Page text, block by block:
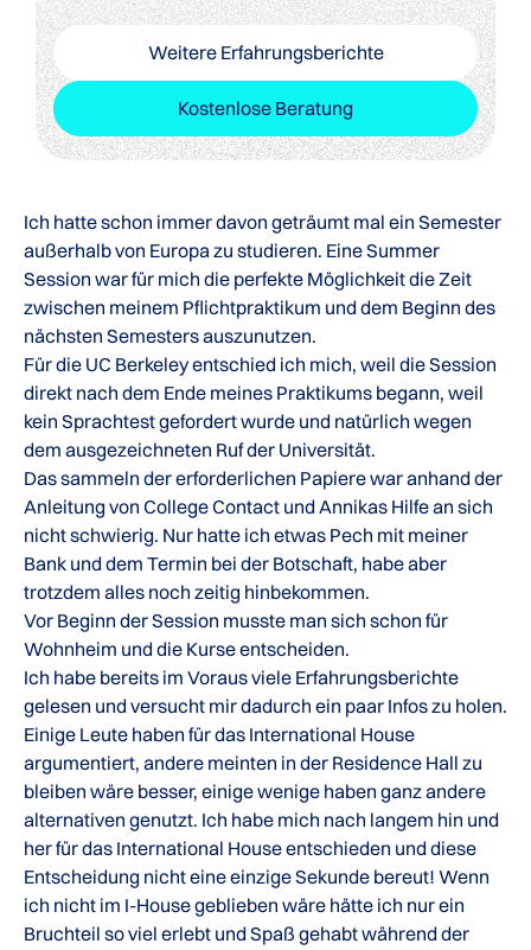
Weitere Erfahrungsberichte
Kostenlose Beratung
Ich hatte schon immer davon geträumt mal ein Semester
außerhalb von Europa zu studieren. Eine Summer
Session war für mich die perfekte Möglichkeit die Zeit
zwischen meinem Pflichtpraktikum und dem Beginn des
nächsten Semesters auszunutzen.
Für die UC Berkeley entschied ich mich, weil die Session
direkt nach dem Ende meines Praktikums begann, weil
kein Sprachtest gefordert wurde und natürlich wegen
dem ausgezeichneten Ruf der Universität.
Das sammeln der erforderlichen Papiere war anhand der
Anleitung von College Contact und Annikas Hilfe an sich
nicht schwierig. Nur hatte ich etwas Pech mit meiner
Bank und dem Termin bei der Botschaft, habe aber
trotzdem alles noch zeitig hinbekommen.
Vor Beginn der Session musste man sich schon für
Wohnheim und die Kurse entscheiden.
Ich habe bereits im Voraus viele Erfahrungsberichte
gelesen und versucht mir dadurch ein paar Infos zu holen.
Einige Leute haben für das International House
argumentiert, andere meinten in der Residence Hall zu
bleiben wäre besser, einige wenige haben ganz andere
alternativen genutzt. Ich habe mich nach langem hin und
her für das International House entschieden und diese
Entscheidung nicht eine einzige Sekunde bereut! Wenn
ich nicht im I-House geblieben wäre hätte ich nur ein
Bruchteil so viel erlebt und Spaß gehabt während der